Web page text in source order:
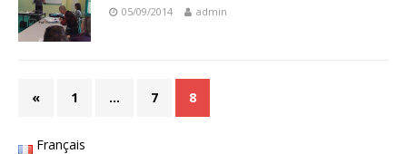
05/09/2014 admin
« 1 … 7 8
Français